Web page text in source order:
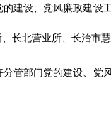
建设、党风廉政建设
长北营业所、 长治市
管部门党的建设、党